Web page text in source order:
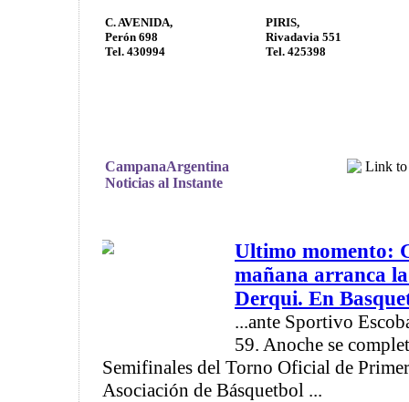
C. AVENIDA,
Perón 698
Tel. 430994
PIRIS,
Rivadavia 551
Tel. 425398
CampanaArgentina
Noticias al Instante
Ultimo momento:
mañana arranca
Derqui. En
...ante Sportivo
59. Anoche se
Semifinales del Torno Oficial de
Asociación de Básquetbol ...